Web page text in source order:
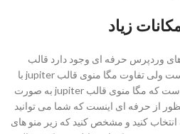
زیاد
های وردپرس حرفه ای وجود دارد قالب
ژوپیتر هم از این قاعده مستثنا نیست ولی تفاوت مگا منوی قالب jupiter با
قالب وردپرس های دیگر در این است که مگا منوی قالب jupiter به صورت
از حرفه ای اینست که شما می توانید
کنید و مشخص کنید که زیر منو های